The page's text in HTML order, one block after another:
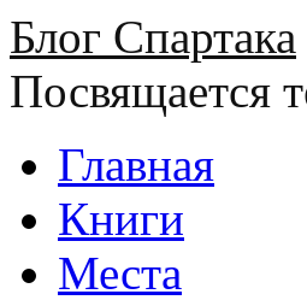
Блог Спартака
Посвящается
Главная
Книги
Места